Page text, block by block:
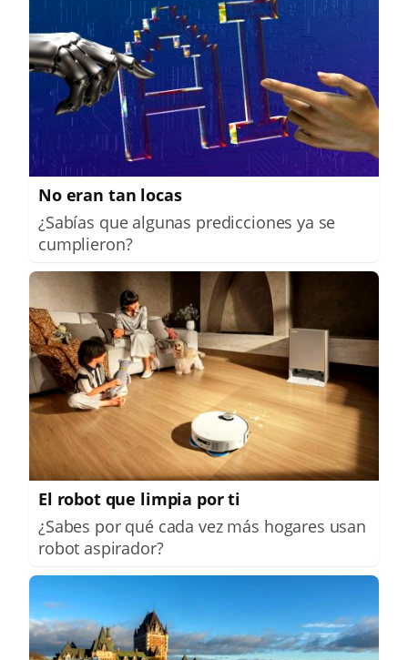
No eran tan locas
¿Sabías que algunas predicciones ya se
cumplieron?
El robot que limpia por ti
¿Sabes por qué cada vez más hogares usan
robot aspirador?